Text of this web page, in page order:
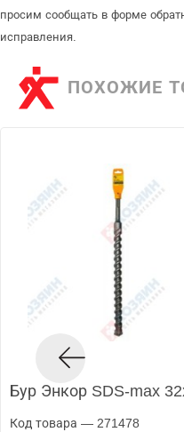
просим сообщать в форме
исправления.
ПОХОЖИЕ
Бур Энкор SDS-max
Код товара — 271478